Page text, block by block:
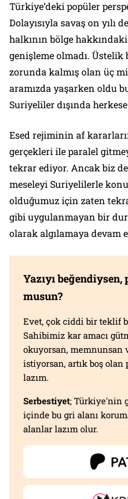
Türkiye’deki popüler
Dolayısıyla savaş on yılı
halkının bölge
genişleme olmadı. Üstelik
zorunda kalmış olan üç
aramızda yaşarken oldu
Suriyeliler dışında
Esed rejiminin af
gerçekleri ile paralel
tekrar ediyor. Ancak biz
meseleyi Suriyelilerle
olduğumuz için zaten
gibi uygulanmayan bir
olarak algılamaya devam
Yazıyı
musun?
Evet, çok ciddi bir teklif
Sahibimiz kar amacı
okuyorsan, memnunsan
istiyorsan, artık boş
lazım.
Serbestiyet; Türkiye'nin
içinde bu gri alanı
alanlar lazım olur.